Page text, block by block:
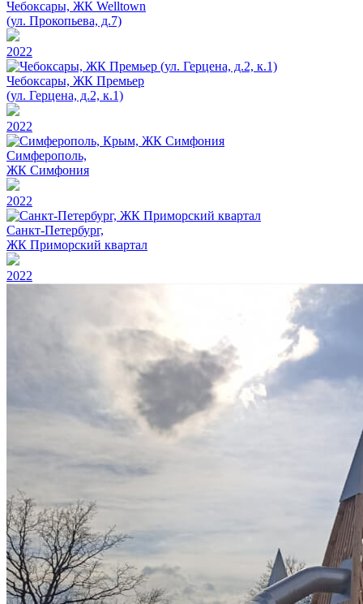
Чебоксары, ЖК Welltown
(ул. Прокопьева, д.7)
2022
Чебоксары, ЖК Премьер
(ул. Герцена, д.2, к.1)
2022
Симферополь,
ЖК Симфония
2022
Санкт-Петербург,
ЖК Приморский квартал
2022